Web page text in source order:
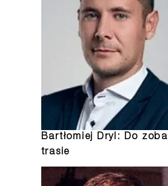
Bartłomiej Dryl: Do
trasie